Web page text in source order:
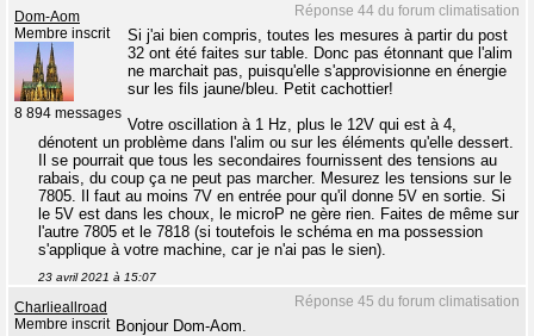
Réponse 44 du forum climatisation
Dom-Aom
Membre inscrit
8 894 messages
Si j'ai bien compris, toutes les mesures à partir du post
32 ont été faites sur table. Donc pas étonnant que l'alim
ne marchait pas, puisqu'elle s'approvisionne en énergie
sur les fils jaune/bleu. Petit cachottier!
Votre oscillation à 1 Hz, plus le 12V qui est à 4,
dénotent un problème dans l'alim ou sur les éléments qu'elle dessert.
Il se pourrait que tous les secondaires fournissent des tensions au
rabais, du coup ça ne peut pas marcher. Mesurez les tensions sur le
7805. Il faut au moins 7V en entrée pour qu'il donne 5V en sortie. Si
le 5V est dans les choux, le microP ne gère rien. Faites de même sur
l'autre 7805 et le 7818 (si toutefois le schéma en ma possession
s'applique à votre machine, car je n'ai pas le sien).
23 avril 2021 à 15:07
Réponse 45 du forum climatisation
Charlieallroad
Membre inscrit Bonjour Dom-Aom.